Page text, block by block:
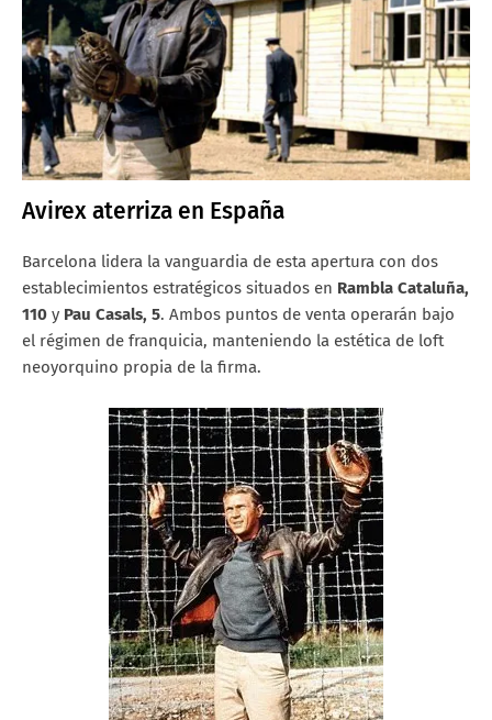
Avirex aterriza en España
Barcelona lidera la vanguardia de esta apertura con dos
establecimientos estratégicos situados en Rambla Cataluña,
110 y Pau Casals, 5. Ambos puntos de venta operarán bajo
el régimen de franquicia, manteniendo la estética de loft
neoyorquino propia de la firma.